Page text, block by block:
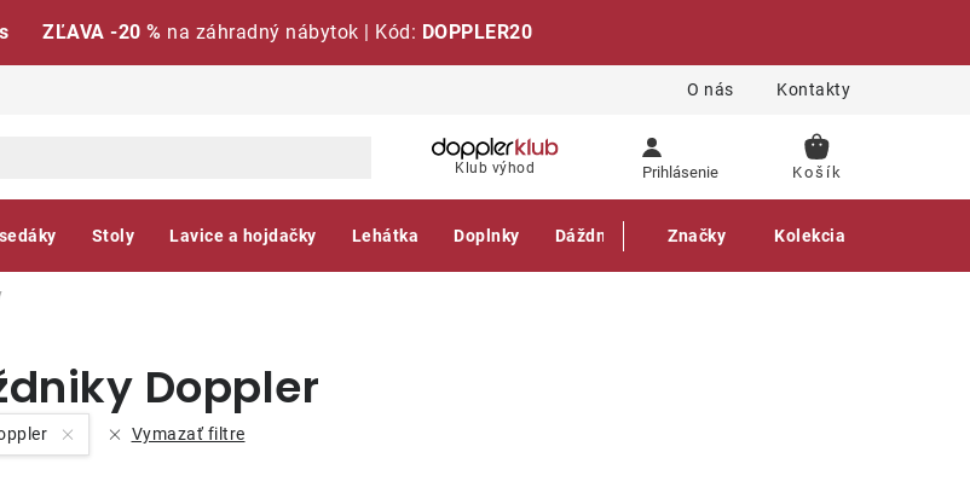
ZĽAVA -20 % na záhradný nábytok | Kód: DOPPLER20
O nás Kontakty
Klub výhod Prihlásenie
NÁKUPNÝ
Stoly Lavice a hojdačky Lehátka Doplnky Dáždniky Gastro produkty
Značky Kolekcia
Doppler
Vymazať filtre